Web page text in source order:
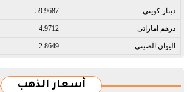
دينار كويتى​ 59.9687
درهم اماراتى​ 4.9712
اليوان الصينى​ 2.8649
أسعار الذهب